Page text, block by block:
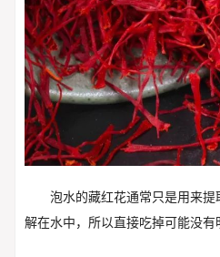
泡水的藏红花通常只是用来
解在水中，所以直接吃掉可能没有